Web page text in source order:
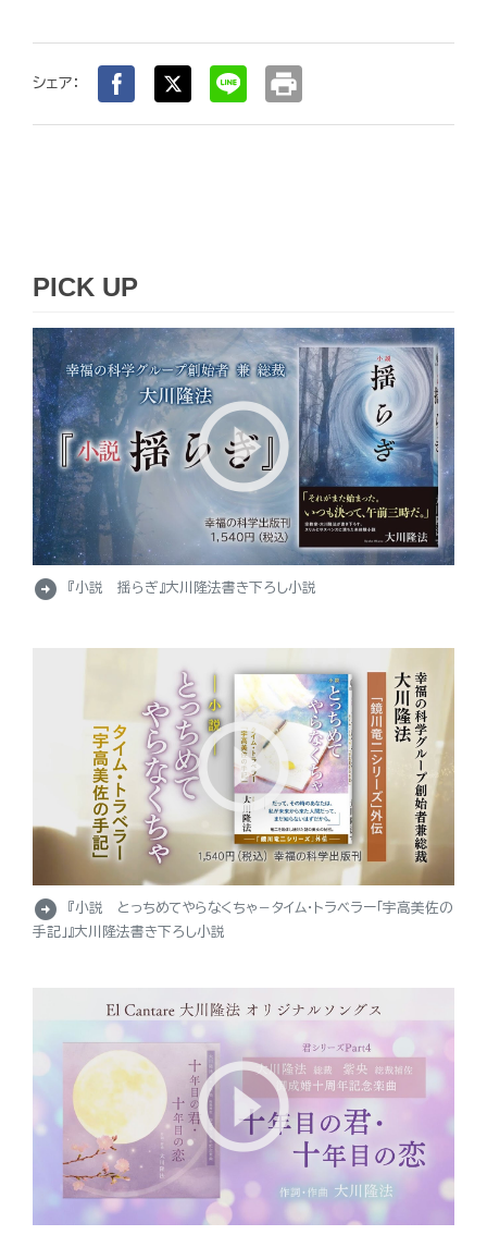
シェア： print
PICK UP
arrow_circle_right 『小説 揺らぎ』大川隆法書き下ろし小説
arrow_circle_right
『小説 とっちめてやらなくちゃ－タイム・トラベラー「宇高美佐の
手記」』大川隆法書き下ろし小説